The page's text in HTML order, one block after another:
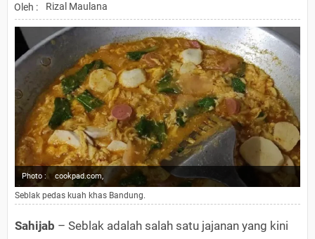
Oleh :
Rizal Maulana
Photo : cookpad.com,
Seblak pedas kuah khas Bandung.
Sahijab – Seblak adalah salah satu jajanan yang kini